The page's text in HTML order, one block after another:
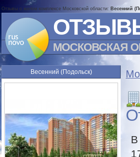
Отзывы о жилом комплексе Московской области: Весенний
МОСКОВСКАЯ
Весенний (Подольск)
В